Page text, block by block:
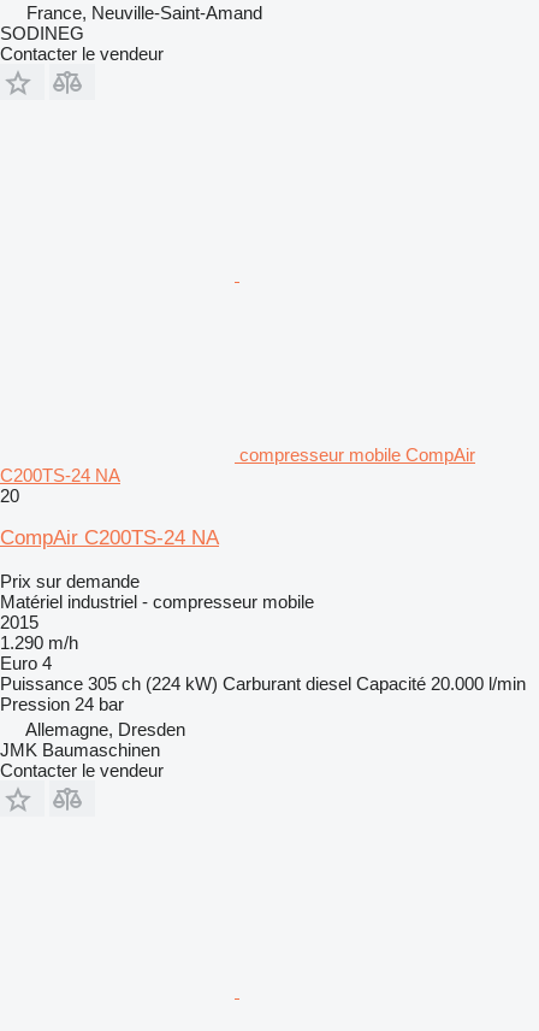
France, Neuville-Saint-Amand
SODINEG
Contacter le vendeur
compresseur mobile CompAir
C200TS-24 NA
20
CompAir C200TS-24 NA
Prix sur demande
Matériel industriel - compresseur mobile
2015
1.290 m/h
Euro 4
Puissance 305 ch (224 kW) Carburant diesel Capacité 20.000 l/min
Pression 24 bar
Allemagne, Dresden
JMK Baumaschinen
Contacter le vendeur